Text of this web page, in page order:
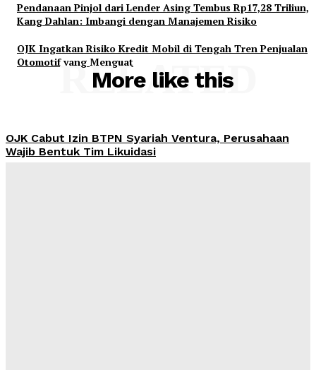
Pendanaan Pinjol dari Lender Asing Tembus Rp17,28 Triliun,
Kang Dahlan: Imbangi dengan Manajemen Risiko
OJK Ingatkan Risiko Kredit Mobil di Tengah Tren Penjualan
Otomotif yang Menguat
More like this
RELATED
OJK Cabut Izin BTPN Syariah Ventura, Perusahaan
Wajib Bentuk Tim Likuidasi